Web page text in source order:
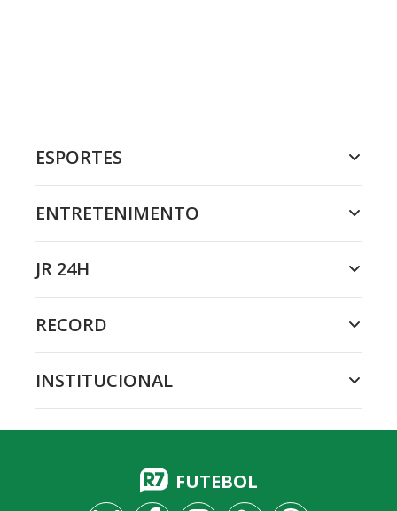
ESPORTES
ENTRETENIMENTO
JR 24H
RECORD
INSTITUCIONAL
FUTEBOL